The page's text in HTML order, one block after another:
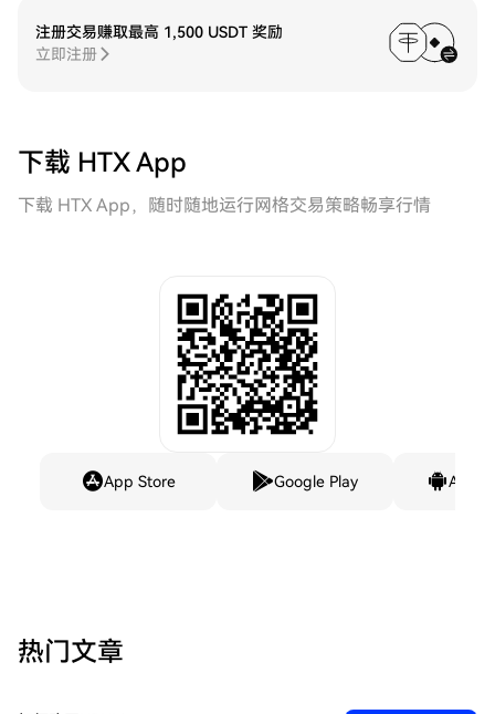
注册交易赚取最高 1,500 USDT 奖励
立即注册
下载 HTX App
下载 HTX App，随时随地运行网格交易策略畅享行情
App Store Google Play
热门文章